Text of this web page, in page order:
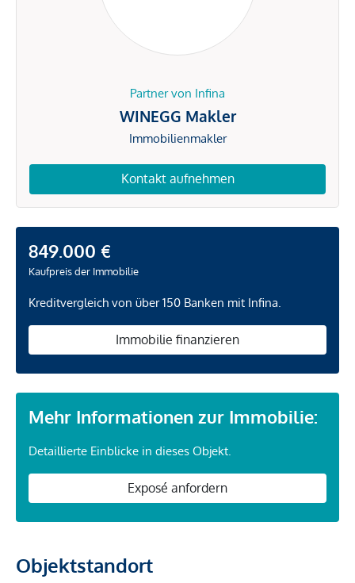
Partner von Infina
WINEGG Makler
Immobilienmakler
Kontakt aufnehmen
849.000 €
Kaufpreis der Immobilie
Kreditvergleich von über 150 Banken mit Infina.
Immobilie finanzieren
Mehr Informationen zur Immobilie:
Detaillierte Einblicke in dieses Objekt.
Exposé anfordern
Objektstandort